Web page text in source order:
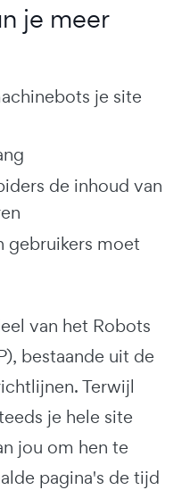
je meer
je site
de inhoud van
gebruikers moet
van het Robots
bestaande uit de
Terwijl
je hele site
jou om hen te
pagina's de tijd